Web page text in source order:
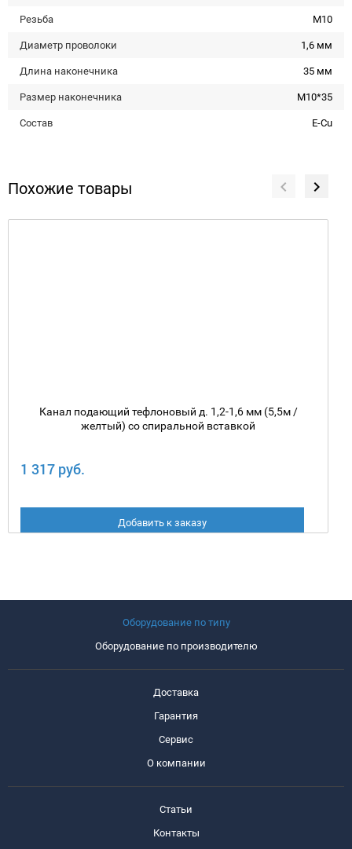
Резьба M10
Диаметр проволоки 1,6 мм
Длина наконечника 35 мм
Размер наконечника M10*35
Состав E-Cu
Похожие товары
Канал подающий тефлоновый д. 1,2-1,6 мм (5,5м /
желтый) со спиральной вставкой
1 317 руб.
Добавить к заказу
Оборудование по типу
Оборудование по производителю
Доставка
Гарантия
Сервис
О компании
Статьи
Контакты